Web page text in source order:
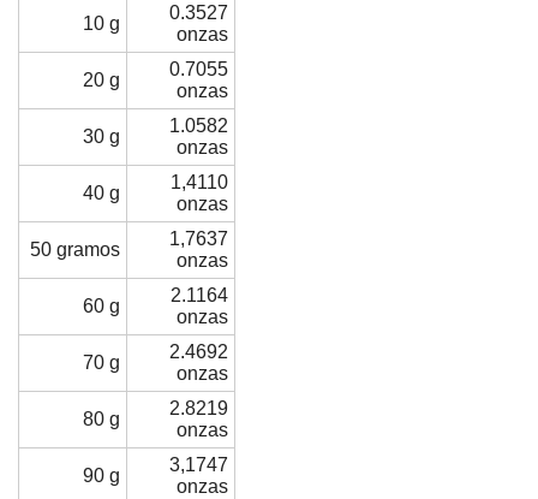
10 g
0.3527
onzas
20 g
0.7055
onzas
30 g
1.0582
onzas
40 g
1,4110
onzas
50 gramos
1,7637
onzas
60 g
2.1164
onzas
70 g
2.4692
onzas
80 g
2.8219
onzas
90 g
3,1747
onzas